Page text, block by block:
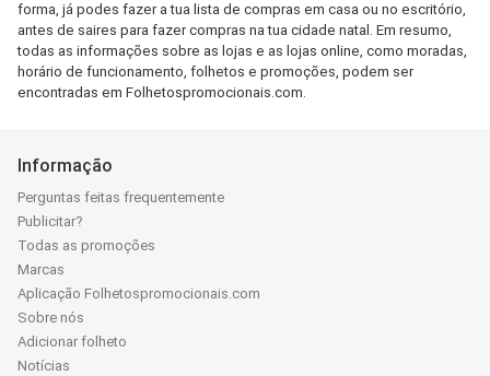
forma, já podes fazer a tua lista de compras em casa ou no escritório,
antes de saires para fazer compras na tua cidade natal. Em resumo,
todas as informações sobre as lojas e as lojas online, como moradas,
horário de funcionamento, folhetos e promoções, podem ser
encontradas em Folhetospromocionais.com.
Informação
Perguntas feitas frequentemente
Publicitar?
Todas as promoções
Marcas
Aplicação Folhetospromocionais.com
Sobre nós
Adicionar folheto
Notícias